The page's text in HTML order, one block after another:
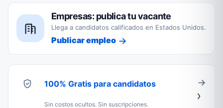
Empresas: publica tu vacante
Llega a candidatos calificados en Estados Unidos.
Publicar empleo
100% Gratis para candidatos
Sin costos ocultos. Sin suscripciones.